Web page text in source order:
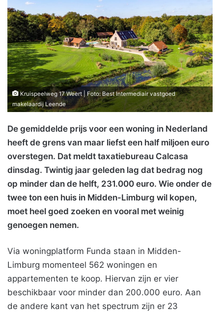
Kruispeelweg 17 Weert | Foto: Best Intermediair vastgoed
makelaardij Leende
De gemiddelde prijs voor een woning in Nederland
heeft de grens van maar liefst een half miljoen euro
overstegen. Dat meldt taxatiebureau Calcasa
dinsdag. Twintig jaar geleden lag dat bedrag nog
op minder dan de helft, 231.000 euro. Wie onder de
twee ton een huis in Midden-Limburg wil kopen,
moet heel goed zoeken en vooral met weinig
genoegen nemen.
Via woningplatform Funda staan in Midden-
Limburg momenteel 562 woningen en
appartementen te koop. Hiervan zijn er vier
beschikbaar voor minder dan 200.000 euro. Aan
de andere kant van het spectrum zijn er 23